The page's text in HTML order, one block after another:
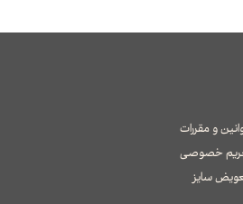
و مقررات
خصوصی
سایز